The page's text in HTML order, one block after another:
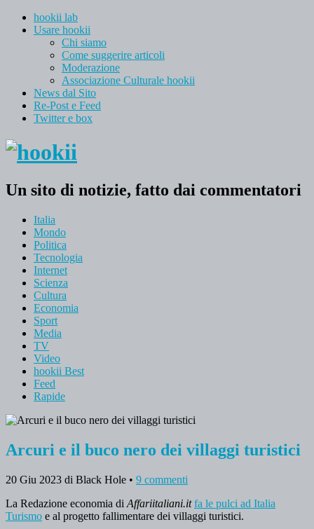
hookii lab
Usare hookii
Chi siamo
Come suggerire articoli
Moderazione
Associazione Culturale hookii
News dal Sito
Re-Post e Feed
Twitter e box
Un sito di notizie, fatto dai commentatori
Italia
Mondo
Politica
Tecnologia
Internet
Scienza
Cultura
Economia
Sport
Media
TV
Video
hookii Best
Feed
Rapide
Arcuri e il buco nero dei villaggi turistici
20 Giu 2023 di Black Hole • 9 commenti
La Redazione economia di Affariitaliani.itfa le pulci ad Italia
Turismo e al progetto fallimentare dei villaggi turistici.